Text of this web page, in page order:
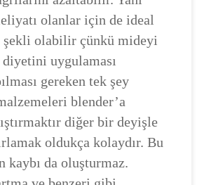
olanlar için de ideal
şekli olabilir çünkü mideyi
diyetini uygulaması
gereken tek şey
blender’a
diğer bir deyişle
oldukça kolaydır. Bu
kaybı da oluşturmaz.